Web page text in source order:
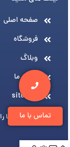
تماس با ما
صفحه اصلی
فروشگاه
وبلاگ
درباره ما
sitemap
ما